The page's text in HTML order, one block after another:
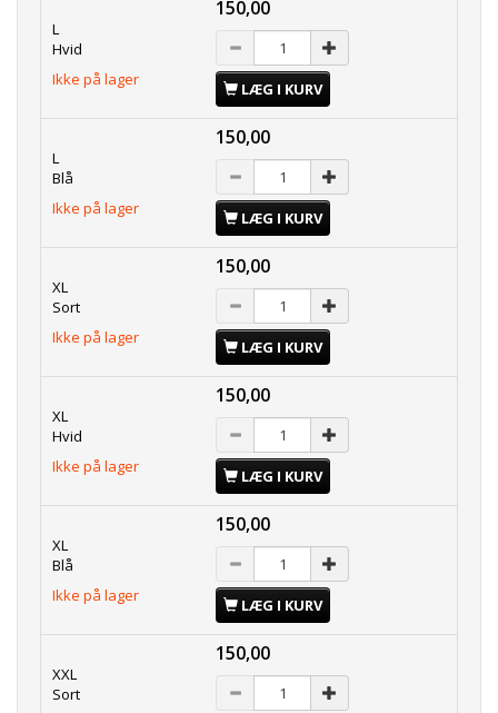
L
Hvid
Ikke på lager
150,00
LÆG I KURV
L
Blå
Ikke på lager
150,00
LÆG I KURV
XL
Sort
Ikke på lager
150,00
LÆG I KURV
XL
Hvid
Ikke på lager
150,00
LÆG I KURV
XL
Blå
Ikke på lager
150,00
LÆG I KURV
XXL
Sort
150,00